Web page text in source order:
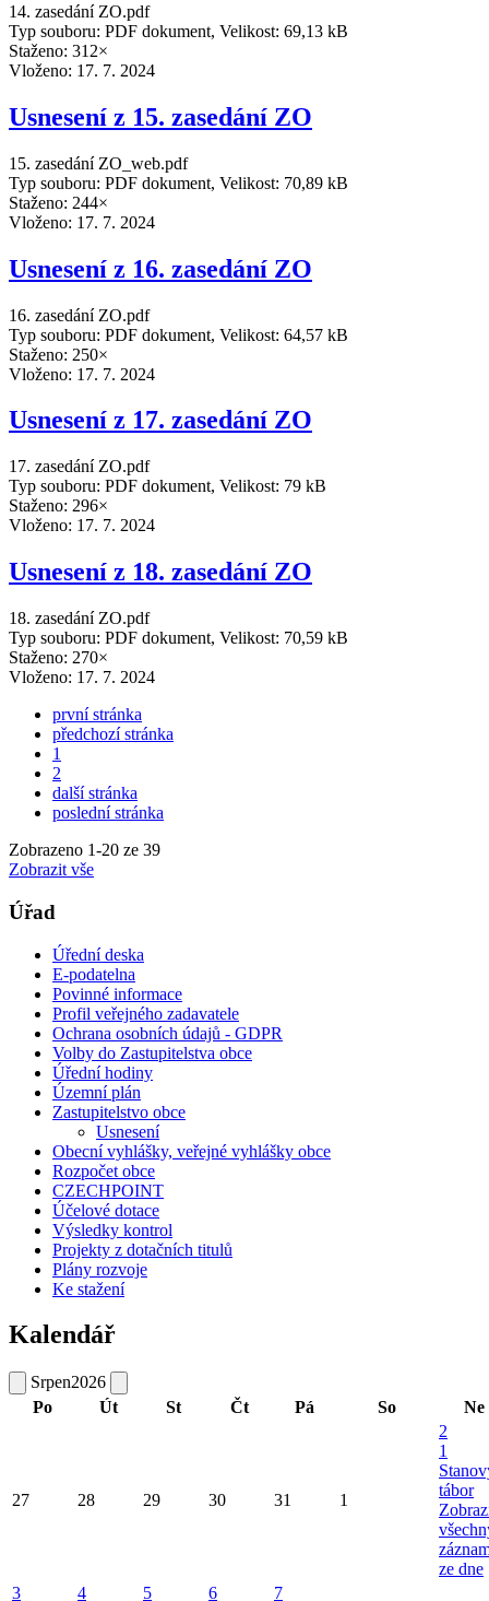
14. zasedání ZO.pdf
Typ souboru: PDF dokument, Velikost: 69,13 kB
Staženo: 312×
Vloženo: 17. 7. 2024
Usnesení z 15. zasedání ZO
15. zasedání ZO_web.pdf
Typ souboru: PDF dokument, Velikost: 70,89 kB
Staženo: 244×
Vloženo: 17. 7. 2024
Usnesení z 16. zasedání ZO
16. zasedání ZO.pdf
Typ souboru: PDF dokument, Velikost: 64,57 kB
Staženo: 250×
Vloženo: 17. 7. 2024
Usnesení z 17. zasedání ZO
17. zasedání ZO.pdf
Typ souboru: PDF dokument, Velikost: 79 kB
Staženo: 296×
Vloženo: 17. 7. 2024
Usnesení z 18. zasedání ZO
18. zasedání ZO.pdf
Typ souboru: PDF dokument, Velikost: 70,59 kB
Staženo: 270×
Vloženo: 17. 7. 2024
první stránka
předchozí stránka
1
2
další stránka
poslední stránka
Zobrazeno 1-20 ze 39
Zobrazit vše
Úřad
Úřední deska
E-podatelna
Povinné informace
Profil veřejného zadavatele
Ochrana osobních údajů - GDPR
Volby do Zastupitelstva obce
Úřední hodiny
Územní plán
Zastupitelstvo obce
Usnesení
Obecní vyhlášky, veřejné vyhlášky obce
Rozpočet obce
CZECHPOINT
Účelové dotace
Výsledky kontrol
Projekty z dotačních titulů
Plány rozvoje
Ke stažení
Kalendář
Srpen2026
Po
Út St Čt Pá So Ne
27 28 29 30 31 1
2
1
tábor
ze dne
3
4
5
6
7